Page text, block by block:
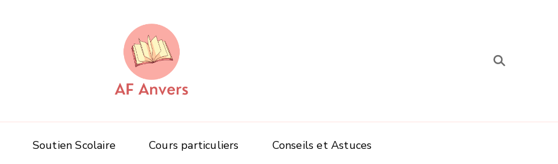
AF Anvers
Soutien Scolaire Cours particuliers Conseils et Astuces